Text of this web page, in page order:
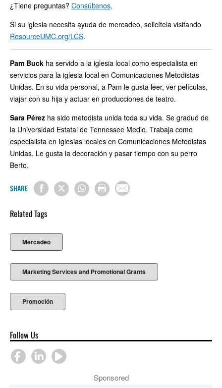
¿Tiene preguntas? Consúltenos.
Si su iglesia necesita ayuda de mercadeo, solicítela visitando
ResourceUMC.org/LCS.
Pam Buck ha servido a la iglesia local como especialista en
servicios para la iglesia local en Comunicaciones Metodistas
Unidas. En su vida personal, a Pam le gusta leer, ver películas,
viajar con su hija y actuar en producciones de teatro.
Sara Pérez ha sido metodista unida toda su vida. Se graduó de
la Universidad Estatal de Tennessee Medio. Trabaja como
especialista en Iglesias locales en Comunicaciones Metodistas
Unidas. Le gusta la decoración y pasar tiempo con su perro
Berto.
SHARE
Related Tags
Mercadeo
Marketing Services and Promotional Grants
Promoción
Follow Us
Sponsored